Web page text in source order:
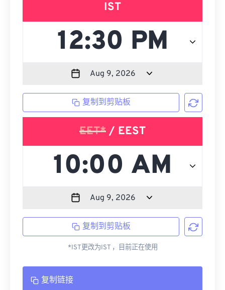
IST
复制到剪贴板
EET* / EEST
复制到剪贴板
*IST更改为IST ，目前正在使用
复制链接